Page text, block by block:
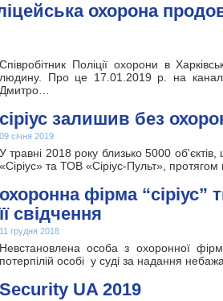
охорона
Співробітник Поліції охорони в
людину. Про це 17.01.2019 р. на
Дмитро…
сіріус залишив без
09 січня 2019
У травні 2018 року близько 5000
«Сіріус» та ТОВ «Сіріус-Пульт»,
охоронна фірма “сіріус”
її свідчення
11 грудня 2018
Невстановлена особа з охоронної
потерпілій особі у суді за надання
Security UA 2019